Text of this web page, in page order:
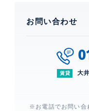
お問い合わせ
賃貸
大
※お電話でお問い合